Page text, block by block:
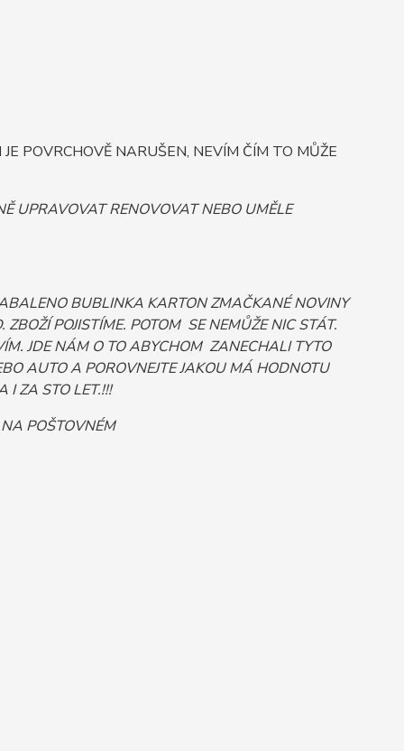
POVRCHOVĚ NARUŠEN, NEVÍM ČÍM TO MŮŽE
UPRAVOVAT RENOVOVAT NEBO UMĚLE
BUBLINKA KARTON ZMAČKANÉ NOVINY
POJISTÍME. POTOM SE NEMŮŽE NIC STÁT.
JDE NÁM O TO ABYCHOM ZANECHALI TYTO
AUTO A POROVNEJTE JAKOU MÁ HODNOTU
I ZA STO LET.!!!
POŠTOVNÉM